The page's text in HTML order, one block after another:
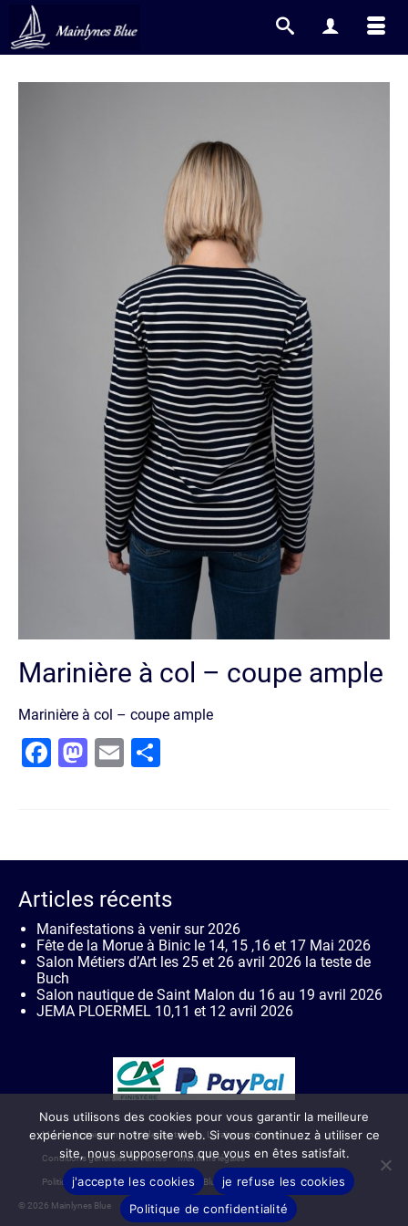
Marinière à col – coupe ample
Marinière à col – coupe ample
Facebook
Mastodon
Email
Articles récents
Manifestations à venir sur 2026
Fête de la Morue à Binic le 14, 15 ,16 et 17 Mai 2026
Salon Métiers d’Art les 25 et 26 avril 2026 la teste de
Buch
Salon nautique de Saint Malon du 16 au 19 avril 2026
JEMA PLOERMEL 10,11 et 12 avril 2026
Moyen de paiement Guide des tailles Livraison en France
Conditions générales de ventes Mentions légales
Politique de confidentialité de Mainlynes Blue Contact
© 2026 Mainlynes Blue
Nous utilisons des cookies pour vous garantir la meilleure
expérience sur notre site web. Si vous continuez à utiliser ce
site, nous supposerons que vous en êtes satisfait.
j'accepte les cookies
je refuse les cookies
Politique de confidentialité